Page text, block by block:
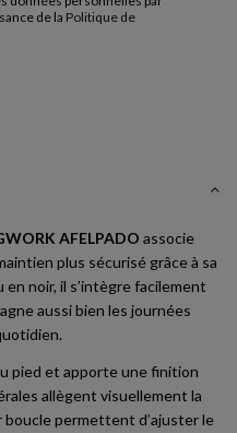
de la Politique de
AFELPADO associe
plus sécurisé grâce à sa
noir, il s’intègre facilement
aussi bien les journées
pied et apporte une finition
allègent visuellement la
permettent d’ajuster le